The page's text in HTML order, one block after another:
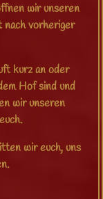
wir unseren
nach vorheriger
kurz an oder
Hof sind und
wir unseren
wir euch, uns